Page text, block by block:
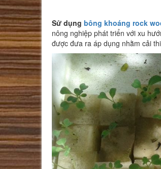
Sử dụng bông khoáng rock
nông nghiệp phát triển với xu
được đưa ra áp dụng nhằm cải